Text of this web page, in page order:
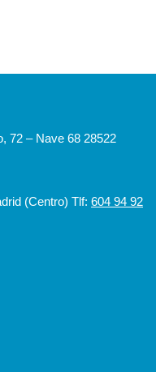
72 – Nave 68 28522
(Centro) Tlf: 604 94 92